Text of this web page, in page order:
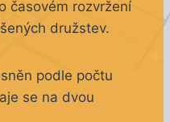
časovém rozvržení
družstev.
podle počtu
se na dvou